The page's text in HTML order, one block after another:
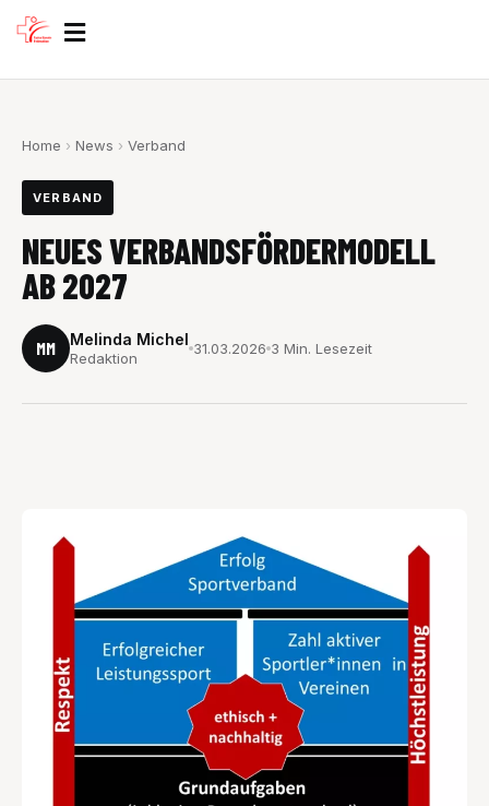
Zum
Inhalt
Home › News › Verband
VERBAND
NEUES VERBANDSFÖRDERMODELL
AB 2027
MM Melinda Michel
Redaktion
31.03.2026 3 Min. Lesezeit